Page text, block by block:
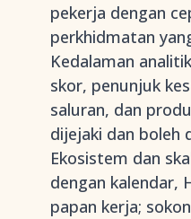
pekerja dengan
perkhidmatan
Kedalaman
skor, penunjuk
saluran, dan
dijejaki dan boleh
Ekosistem dan
dengan kalendar,
papan kerja;